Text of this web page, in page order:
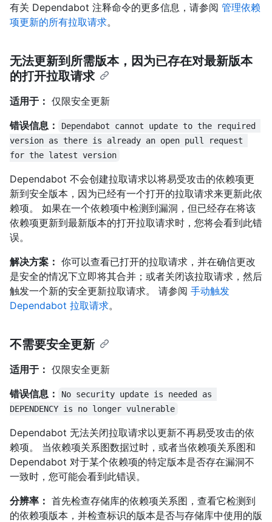
有关 Dependabot 注释命令的更多信息，请参阅 管理依赖
项更新的所有拉取请求。
无法更新到所需版本，因为已存在对最新版本
的打开拉取请求
适用于： 仅限安全更新
错误信息：
Dependabot cannot update to the required
version as there is already an open pull request
for the latest version
Dependabot 不会创建拉取请求以将易受攻击的依赖项更
新到安全版本，因为已经有一个打开的拉取请求来更新此依
赖项。 如果在一个依赖项中检测到漏洞，但已经存在将该
依赖项更新到最新版本的打开拉取请求时，您将会看到此错
误。
解决方案： 你可以查看已打开的拉取请求，并在确信更改
是安全的情况下立即将其合并；或者关闭该拉取请求，然后
触发一个新的安全更新拉取请求。 请参阅 手动触发
Dependabot 拉取请求。
不需要安全更新
适用于： 仅限安全更新
错误信息：
No security update is needed as
DEPENDENCY is no longer vulnerable
Dependabot 无法关闭拉取请求以更新不再易受攻击的依
赖项。 当依赖项关系图数据过时，或者当依赖项关系图和
Dependabot 对于某个依赖项的特定版本是否存在漏洞不
一致时，您可能会看到此错误。
分辨率： 首先检查存储库的依赖项关系图，查看它检测到
的依赖项版本，并检查标识的版本是否与存储库中使用的版